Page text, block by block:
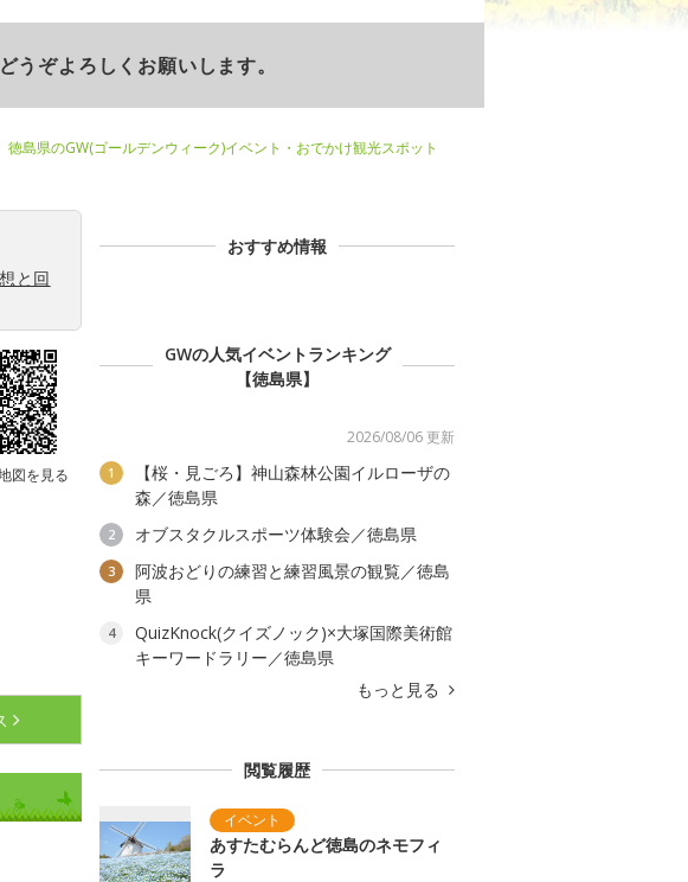
ぞよろしくお願いします。
徳島県のGW(ゴールデンウィーク)イベント・おでかけ観光スポット
と回
図を見る
おすすめ情報
GWの人気イベントランキング
【徳島県】
2026/08/06 更新
1
【桜・見ごろ】神山森林公園イルローザの
森／徳島県
2 オブスタクルスポーツ体験会／徳島県
3
阿波おどりの練習と練習風景の観覧／徳島
県
4
QuizKnock(クイズノック)×大塚国際美術館
キーワードラリー／徳島県
もっと見る
閲覧履歴
あすたむらんど徳島のネモフィ
ラ